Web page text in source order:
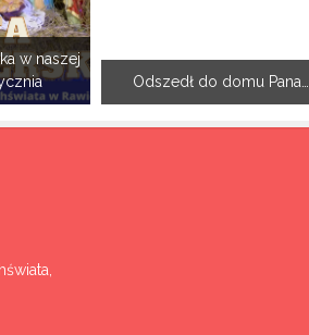
w naszej
Odszedł do domu Pana…